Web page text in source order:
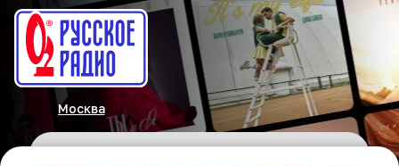
Москва